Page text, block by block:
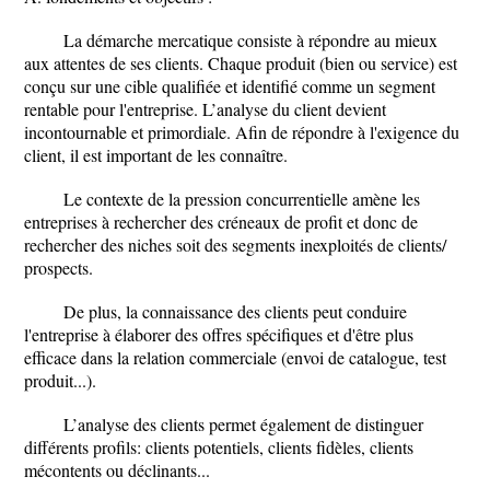
La démarche mercatique consiste à répondre au mieux
aux attentes de ses clients. Chaque produit (bien ou service) est
conçu sur une cible qualifiée et identifié comme un segment
rentable pour l'entreprise. L’analyse du client devient
incontournable et primordiale. Afin de répondre à l'exigence du
client, il est important de les connaître.
Le contexte de la pression concurrentielle amène les
entreprises à rechercher des créneaux de profit et donc de
rechercher des niches soit des segments inexploités de clients/
prospects.
De plus, la connaissance des clients peut conduire
l'entreprise à élaborer des offres spécifiques et d'être plus
efficace dans la relation commerciale (envoi de catalogue, test
produit...).
L’analyse des clients permet également de distinguer
différents profils: clients potentiels, clients fidèles, clients
mécontents ou déclinants...